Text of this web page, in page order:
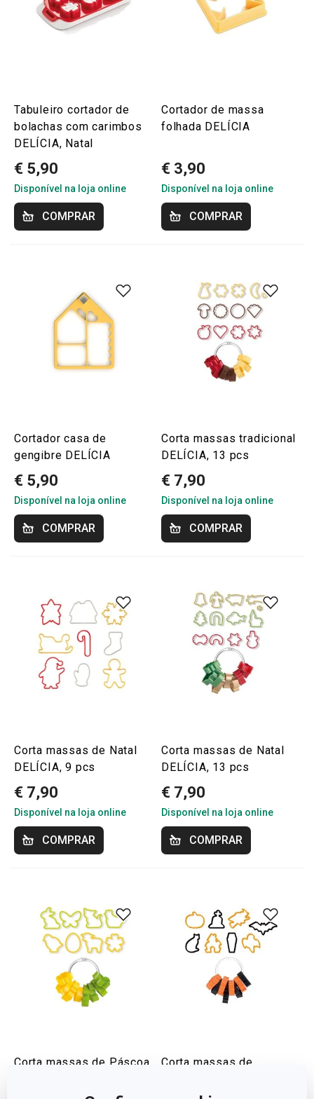
Tabuleiro cortador de
bolachas com carimbos
DELÍCIA, Natal
€ 5,90
Disponível na loja online
COMPRAR
Cortador de massa
folhada DELÍCIA
€ 3,90
Disponível na loja online
COMPRAR
Cortador casa de
gengibre DELÍCIA
€ 5,90
Disponível na loja online
COMPRAR
Corta massas tradicional
DELÍCIA, 13 pcs
€ 7,90
Disponível na loja online
COMPRAR
Corta massas de Natal
DELÍCIA, 9 pcs
€ 7,90
Disponível na loja online
COMPRAR
Corta massas de Natal
DELÍCIA, 13 pcs
€ 7,90
Disponível na loja online
COMPRAR
Corta massas de Páscoa
Corta massas de